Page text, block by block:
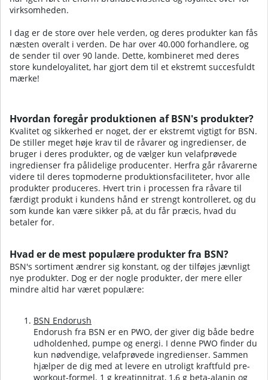
virksomheden.
I dag er de store over hele verden, og deres produkter kan fås
næsten overalt i verden. De har over 40.000 forhandlere, og
de sender til over 90 lande. Dette, kombineret med deres
store kundeloyalitet, har gjort dem til et ekstremt succesfuldt
mærke!
Hvordan foregår produktionen af BSN's produkter?
Kvalitet og sikkerhed er noget, der er ekstremt vigtigt for BSN.
De stiller meget høje krav til de råvarer og ingredienser, de
bruger i deres produkter, og de vælger kun velafprøvede
ingredienser fra pålidelige producenter. Herfra går råvarerne
videre til deres topmoderne produktionsfaciliteter, hvor alle
produkter produceres. Hvert trin i processen fra råvare til
færdigt produkt i kundens hånd er strengt kontrolleret, og du
som kunde kan være sikker på, at du får præcis, hvad du
betaler for.
Hvad er de mest populære produkter fra BSN?
BSN's sortiment ændrer sig konstant, og der tilføjes jævnligt
nye produkter. Dog er der nogle produkter, der mere eller
mindre altid har været populære:
BSN Endorush
Endorush fra BSN er en PWO, der giver dig både bedre
udholdenhed, pumpe og energi. I denne PWO finder du
kun nødvendige, velafprøvede ingredienser. Sammen
hjælper de dig med at levere en utroligt kraftfuld pre-
workout-formel. 1 g kreatinnitrat, 1,6 g beta-alanin og